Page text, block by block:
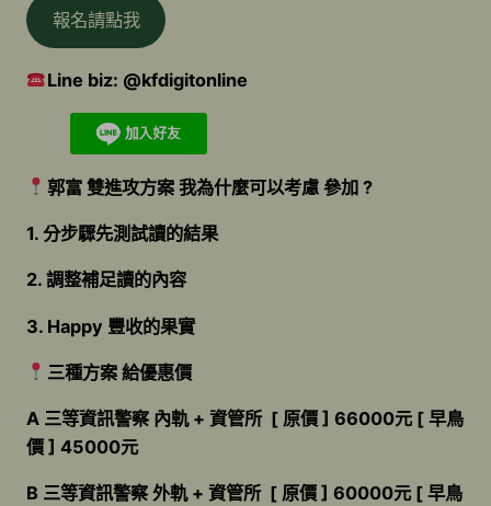
報名請點我
Line biz: @kfdigitonline
郭富 雙進攻方案 我為什麼可以考慮 參加 ?
1. 分步驟先測試讀的結果
2. 調整補足讀的內容
3. Happy 豐收的果實
三種方案 給優惠價
A 三等資訊警察 內軌 + 資管所 [ 原價 ] 66000元 [ 早鳥
價 ] 45000元
B 三等資訊警察 外軌 + 資管所 [ 原價 ] 60000元 [ 早鳥